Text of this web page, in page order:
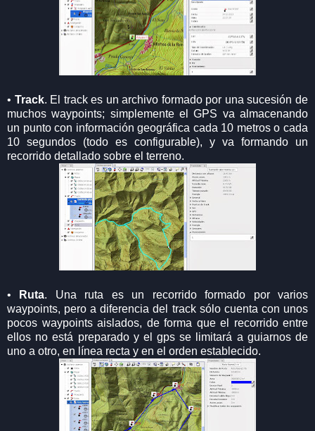
• Track. El track es un archivo formado por una sucesión de
muchos waypoints; simplemente el GPS va almacenando
un punto con información geográfica cada 10 metros o cada
10 segundos (todo es configurable), y va formando un
recorrido detallado sobre el terreno.
• Ruta. Una ruta es un recorrido formado por varios
waypoints, pero a diferencia del track sólo cuenta con unos
pocos waypoints aislados, de forma que el recorrido entre
ellos no está preparado y el gps se limitará a guiarnos de
uno a otro, en línea recta y en el orden establecido.